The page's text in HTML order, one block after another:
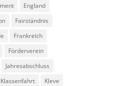
England
Fairständnis
Frankreich
Förderverein
Jahresabschluss
Klassenfahrt
Kleve